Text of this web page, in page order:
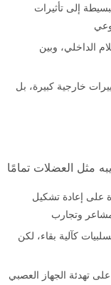
إلى تأثيرات
الداخلي، وبين
خارجية كبيرة، بل
مثل العضلات تمامًا
على إعادة تشكيل
وتجارب
كآلية بقاء، لكن
تهدئة الجهاز العصبي